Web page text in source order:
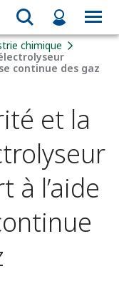
chimique
continue des gaz
et la
à l’aide